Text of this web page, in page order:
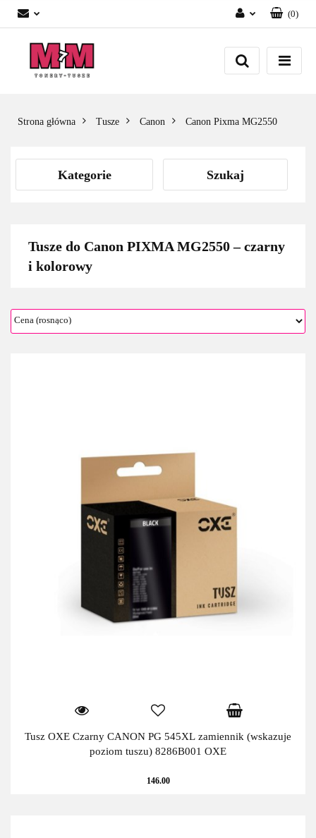
Zaloguj się
Załóż konto
(0)
Strona główna Tusze Canon Canon Pixma MG2550
Kategorie Szukaj
Tusze do Canon PIXMA MG2550 – czarny
i kolorowy
Tusz OXE Czarny CANON PG 545XL zamiennik (wskazuje
poziom tuszu) 8286B001 OXE
146.00